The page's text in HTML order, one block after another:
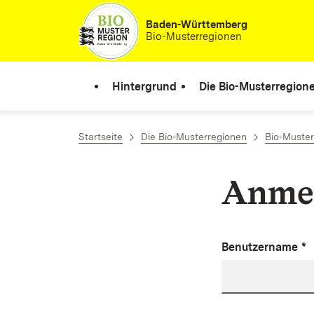
Zum Inhalt springenBaden-Württemberg
Bio-Musterregionen
Hintergrund Die Bio-
Startseite Die Bio-Musterregionen Bio-
Benutzername *